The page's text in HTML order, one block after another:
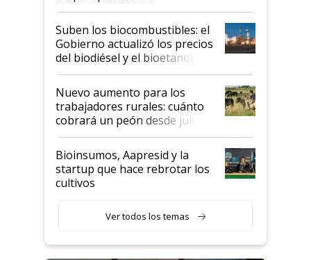
funcionamiento de las
exportadoras en tensión tras
la medida de fuerza de los
prácticos
Suben los biocombustibles: el
Gobierno actualizó los precios
del biodiésel y el bioetanol
Nuevo aumento para los
trabajadores rurales: cuánto
cobrará un peón desde julio
Bioinsumos, Aapresid y la
startup que hace rebrotar los
cultivos
Ver todos los temas